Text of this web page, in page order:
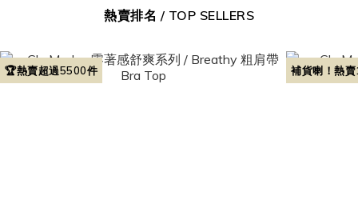
熱賣排名 / TOP SELLERS
🏆熱賣超過5500件 補貨喇！熱